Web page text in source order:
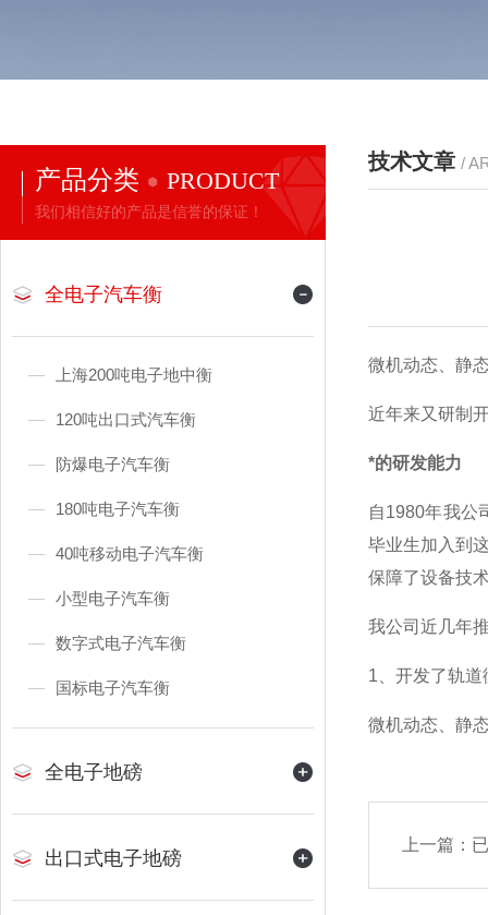
产品分类 PRODUCT
我们相信好的产品是信誉的保证！
全电子汽车衡
上海200吨电子地中衡
120吨出口式汽车衡
防爆电子汽车衡
180吨电子汽车衡
40吨移动电子汽车衡
小型电子汽车衡
数字式电子汽车衡
国标电子汽车衡
全电子地磅
出口式电子地磅
技术文章 /
微机动态、静
近年来又研制
*的研发能力
自1980年我公
毕业生加入到
保障了设备技
我公司近几年
1 、开发了轨
微机动态、静
上一篇：